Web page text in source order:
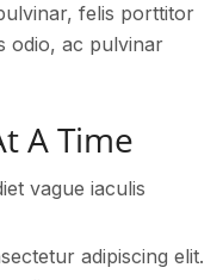
felis porttitor
odio, ac pulvinar
A Time
vague iaculis
adipiscing elit.